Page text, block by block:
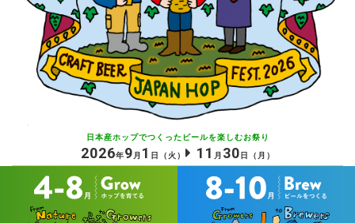
日本産ホップでつくったビールを楽しむお祭り
2026年9 月 1 日 （火） 11 月 30 日 （月）